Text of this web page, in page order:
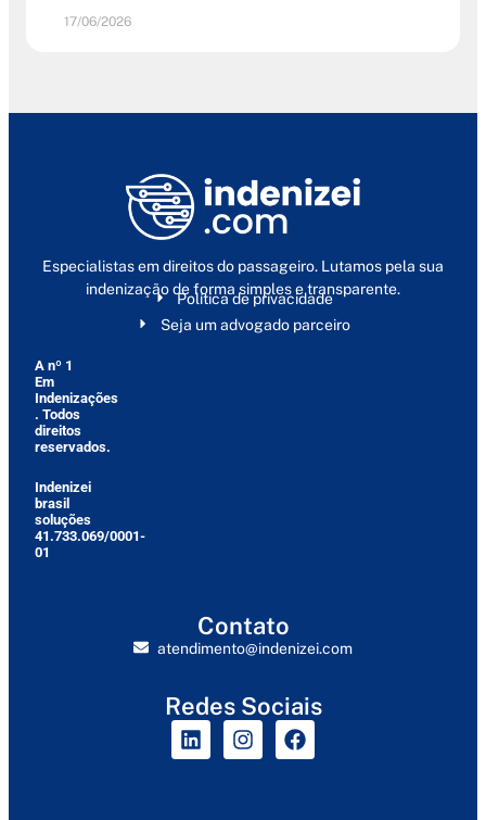
17/06/2026
Especialistas em direitos do passageiro. Lutamos pela sua
indenização de forma simples e transparente.
Política de privacidade
Seja um advogado parceiro
A nº 1
Em
Indenizações
. Todos
direitos
reservados.
Indenizei
brasil
soluções
41.733.069/0001-
01
Contato
atendimento@indenizei.com
Redes Sociais